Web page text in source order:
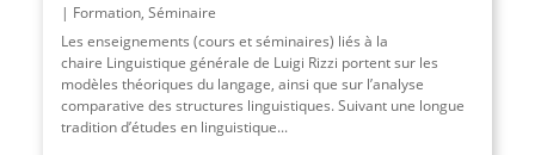
Formation, Séminaire
Les enseignements (cours et séminaires) liés à la
chaire Linguistique générale de Luigi Rizzi portent sur les
modèles théoriques du langage, ainsi que sur l’analyse
comparative des structures linguistiques. Suivant une longue
tradition d’études en linguistique...